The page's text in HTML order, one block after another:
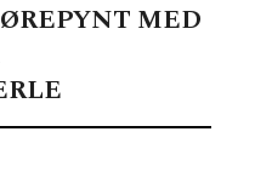
MED